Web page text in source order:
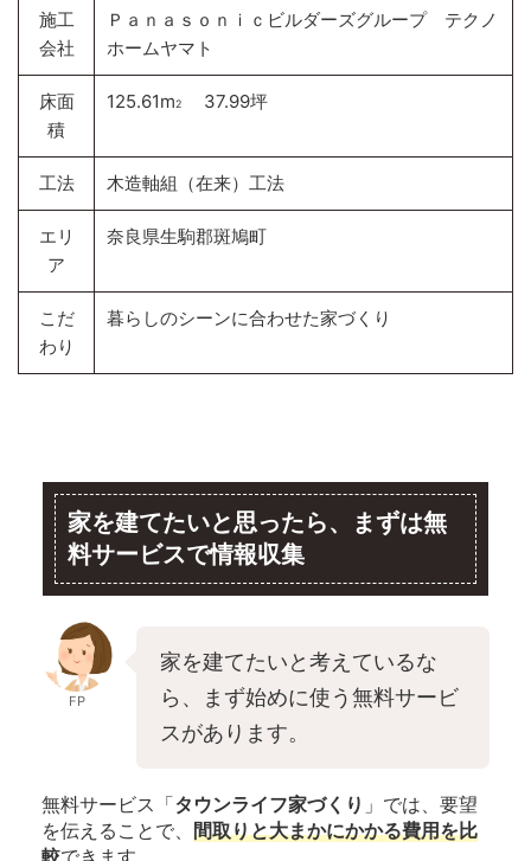
施工
会社
Ｐａｎａｓｏｎｉｃビルダーズグループ テクノ
ホームヤマト
床面
積
125.61m2 37.99坪
工法 木造軸組（在来）工法
エリ
ア
奈良県生駒郡斑鳩町
こだ
わり
暮らしのシーンに合わせた家づくり
家を建てたいと思ったら、まずは無
料サービスで情報収集
FP
家を建てたいと考えているな
ら、まず始めに使う無料サービ
スがあります。
無料サービス「タウンライフ家づくり 」では、要望
を伝えることで、 間取りと大まかにかかる費用を比
較できます。